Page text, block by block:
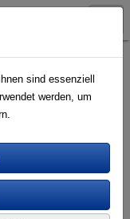
sind essenziell
werden, um